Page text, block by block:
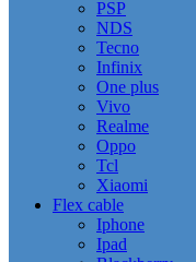
PSP
NDS
Tecno
Infinix
One plus
Vivo
Realme
Oppo
Tcl
Xiaomi
Flex cable
Iphone
Ipad